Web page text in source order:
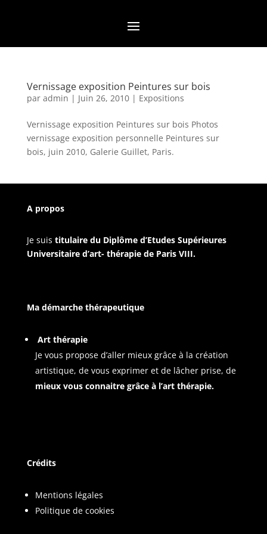
Vernissage exposition Peintures sur bois
par admin | Juin 26, 2010| Expositions
Vernissage exposition Peintures sur bois Photos
vernissage exposition personnelle Peintures sur
bois, juin 2010, Galerie Guillet, Paris.
A propos
Je suis titulaire du Diplôme d’Etudes Supérieures
Universitaire d’art- thérapie de Paris VIII.
Ma démarche thérapeutique
Art thérapie
Je vous propose d’aller mieux grâce à la création
artistique, de vous exprimer et de lâcher prise, de
mieux vous connaitre grâce à l’art thérapie.
Crédits
Mentions légales
Politique de cookies